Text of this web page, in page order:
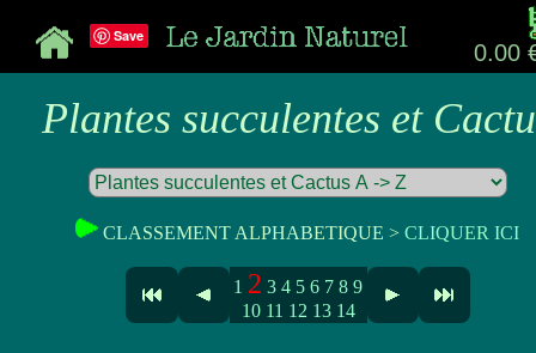
0.00
Save
Plantes succulentes et
CLASSEMENT ALPHABETIQUE > CLIQUER ICI
1 2 3 4 5 6 7 8 9
10 11 12 13 14